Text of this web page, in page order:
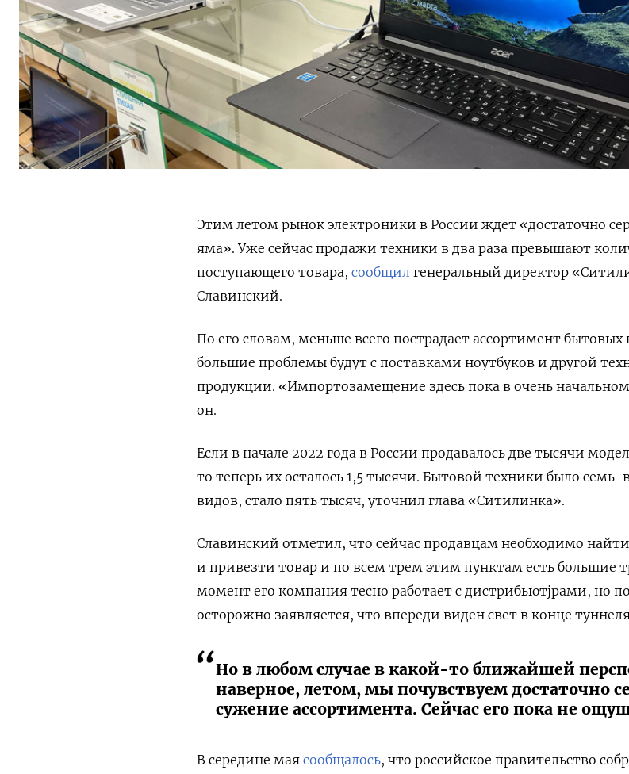
Этим летом рынок электроники в России ждет «достаточно
яма». Уже сейчас продажи техники в два раза превышают
поступающего товара, сообщил генеральный директор
Славинский.
По его словам, меньше всего пострадает ассортимент
большие проблемы будут с поставками ноутбуков и другой
продукции. «Импортозамещение здесь пока в очень
он.
Если в начале 2022 года в России продавалось две тысячи
то теперь их осталось 1,5 тысячи. Бытовой техники было семь-
видов, стало пять тысяч, уточнил глава «Ситилинка».
Славинский отметил, что сейчас продавцам необходимо
и привезти товар и по всем трем этим пунктам есть большие
момент его компания тесно работает с дистрибьютjрами, но
осторожно заявляется, что впереди виден свет в конце
Но в любом случае в какой-то ближайшей
наверное, летом, мы почувствуем достаточно
сужение ассортимента. Сейчас его пока не
В середине мая сообщалось, что российское правительство